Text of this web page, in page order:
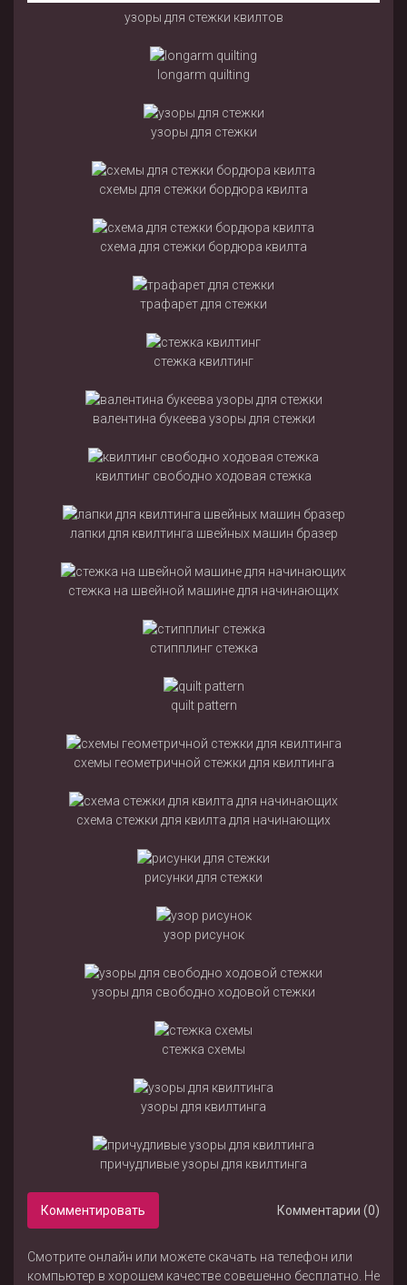
узоры для стежки квилтов
longarm quilting
узоры для стежки
схемы для стежки бордюра квилта
схема для стежки бордюра квилта
трафарет для стежки
стежка квилтинг
валентина букеева узоры для стежки
квилтинг свободно ходовая стежка
лапки для квилтинга швейных машин бразер
стежка на швейной машине для начинающих
стипплинг стежка
quilt pattern
схемы геометричной стежки для квилтинга
схема стежки для квилта для начинающих
рисунки для стежки
узор рисунок
узоры для свободно ходовой стежки
стежка схемы
узоры для квилтинга
причудливые узоры для квилтинга
Комментировать Комментарии (0)
Смотрите онлайн или можете скачать на телефон или
компьютер в хорошем качестве совешенно бесплатно. Не